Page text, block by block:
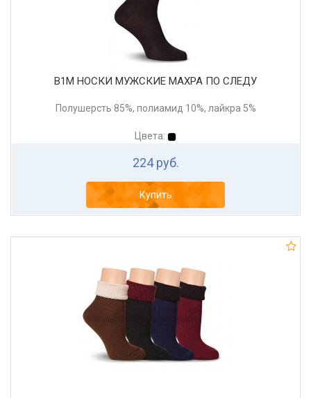
В1М НОСКИ МУЖСКИЕ МАХРА ПО СЛЕДУ
Полушерсть 85%, полиамид 10%, лайкра 5%
Цвета:
224 руб.
Купить